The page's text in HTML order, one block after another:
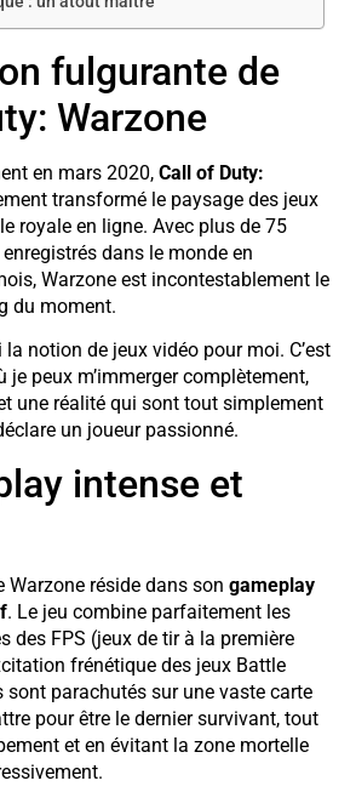
fulgurante de
Warzone
en mars 2020, Call of Duty:
transformé le paysage des jeux
royale en ligne. Avec plus de 75
dans le monde en
Warzone est incontestablement le
du moment.
notion de jeux vidéo pour moi. C’est
je peux m’immerger complètement,
une réalité qui sont tout simplement
un joueur passionné.
intense et
Warzone réside dans son gameplay
. Le jeu combine parfaitement les
des FPS (jeux de tir à la première
frénétique des jeux Battle
sont parachutés sur une vaste carte
pour être le dernier survivant, tout
et en évitant la zone mortelle